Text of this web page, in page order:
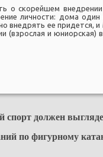
о скорейшем
личности: дома
внедрять ее придется,
(взрослая и юниорская)
должен
по фигурному